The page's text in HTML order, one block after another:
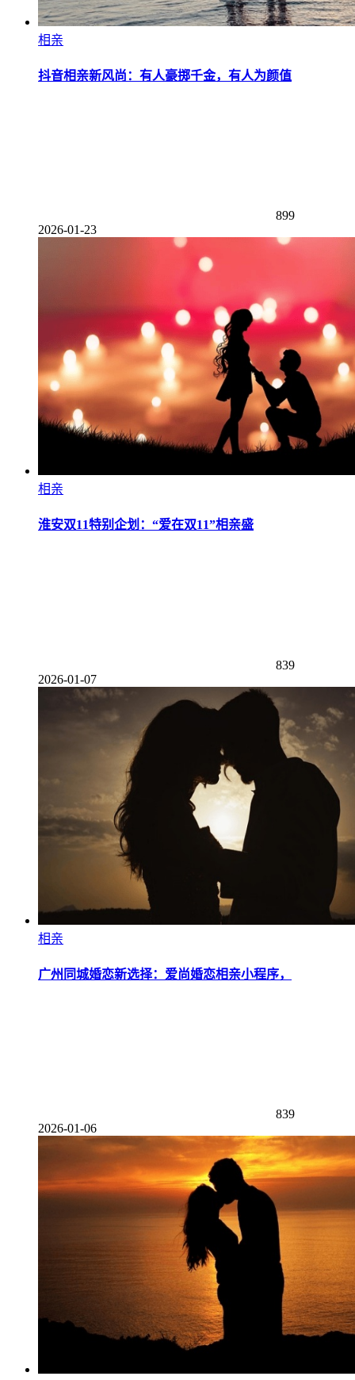
相亲
抖音相亲新风尚：有人豪掷千金，有人为颜值
899
2026-01-23
相亲
淮安双11特别企划：“爱在双11”相亲盛
839
2026-01-07
相亲
广州同城婚恋新选择：爱尚婚恋相亲小程序，
839
2026-01-06